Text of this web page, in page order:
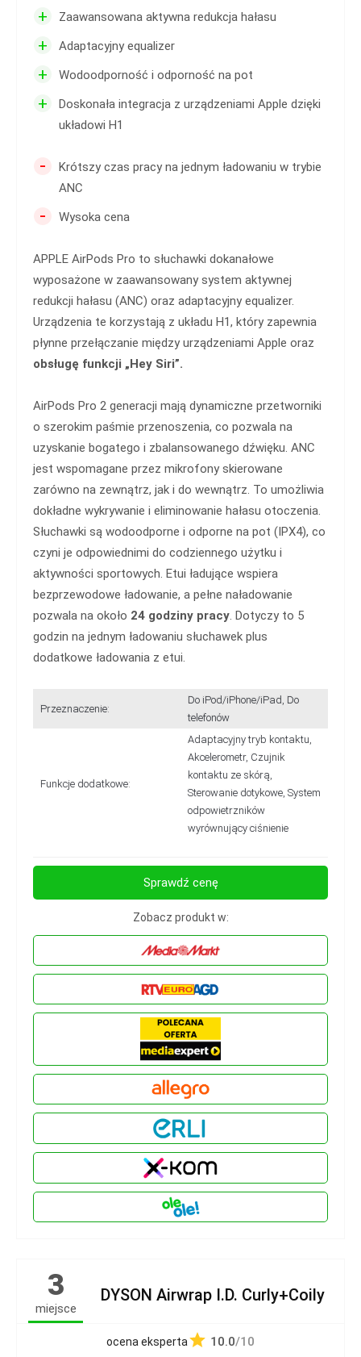
+ Zaawansowana aktywna redukcja hałasu
+ Adaptacyjny equalizer
+ Wodoodporność i odporność na pot
+
Doskonała integracja z urządzeniami Apple dzięki
układowi H1
-
Krótszy czas pracy na jednym ładowaniu w trybie
ANC
- Wysoka cena
APPLE AirPods Pro to słuchawki dokanałowe
wyposażone w zaawansowany system aktywnej
redukcji hałasu (ANC) oraz adaptacyjny equalizer.
Urządzenia te korzystają z układu H1, który zapewnia
płynne przełączanie między urządzeniami Apple oraz
obsługę funkcji „Hey Siri”.
AirPods Pro 2 generacji mają dynamiczne przetworniki
o szerokim paśmie przenoszenia, co pozwala na
uzyskanie bogatego i zbalansowanego dźwięku. ANC
jest wspomagane przez mikrofony skierowane
zarówno na zewnątrz, jak i do wewnątrz. To umożliwia
dokładne wykrywanie i eliminowanie hałasu otoczenia.
Słuchawki są wodoodporne i odporne na pot (IPX4), co
czyni je odpowiednimi do codziennego użytku i
aktywności sportowych. Etui ładujące wspiera
bezprzewodowe ładowanie, a pełne naładowanie
pozwala na około 24 godziny pracy. Dotyczy to 5
godzin na jednym ładowaniu słuchawek plus
dodatkowe ładowania z etui.
Przeznaczenie:
Do iPod/iPhone/iPad, Do
telefonów
Funkcje dodatkowe:
Adaptacyjny tryb kontaktu,
Akcelerometr, Czujnik
kontaktu ze skórą,
Sterowanie dotykowe, System
odpowietrzników
wyrównujący ciśnienie
Sprawdź cenę
Zobacz produkt w:
3
miejsce
DYSON Airwrap I.D. Curly+Coily
ocena eksperta 10.0/10